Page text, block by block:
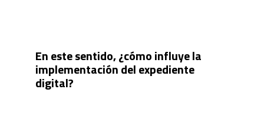
En este sentido, ¿cómo influye la
implementación del expediente
digital?